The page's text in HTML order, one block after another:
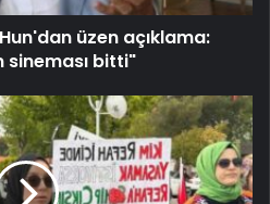
üzen açıklama:
sineması bitti"